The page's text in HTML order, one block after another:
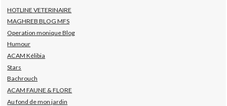
HOTLINE VETERINAIRE
MAGHREB BLOG MFS
Operation monique Blog
Humour
ACAM Kélibia
Stars
Bachrouch
ACAM FAUNE & FLORE
Au fond de mon jardin